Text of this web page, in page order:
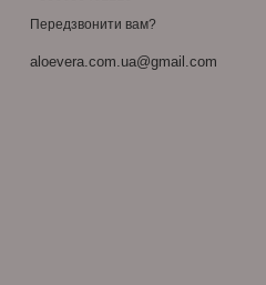
Передзвонити вам?
aloevera.com.ua@gmail.com